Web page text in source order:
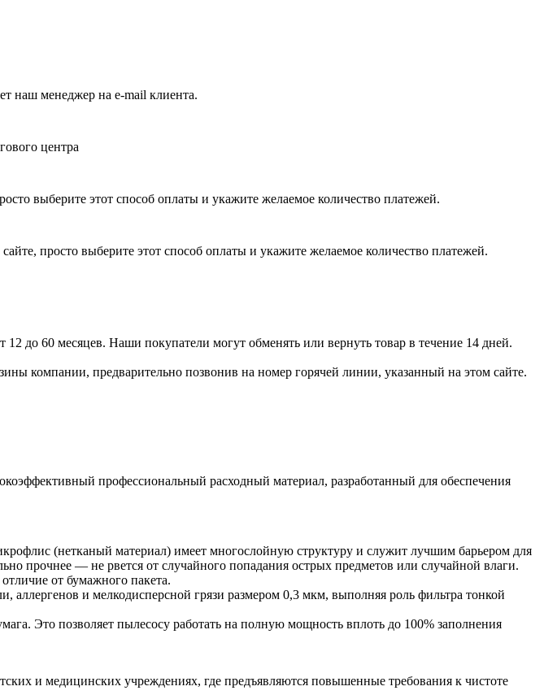
наш менеджер на e-mail клиента.
центра
выберите этот способ оплаты и укажите желаемое количество платежей.
просто выберите этот способ оплаты и укажите желаемое количество платежей.
до 60 месяцев. Наши покупатели могут обменять или вернуть товар в течение 14 дней.
компании, предварительно позвонив на номер горячей линии, указанный на этом сайте.
профессиональный расходный материал, разработанный для обеспечения
(нетканый материал) имеет многослойную структуру и служит лучшим барьером для
прочнее — не рвется от случайного попадания острых предметов или случайной влаги.
от бумажного пакета.
аллергенов и мелкодисперсной грязи размером 0,3 мкм, выполняя роль фильтра тонкой
Это позволяет пылесосу работать на полную мощность вплоть до 100% заполнения
и медицинских учреждениях, где предъявляются повышенные требования к чистоте